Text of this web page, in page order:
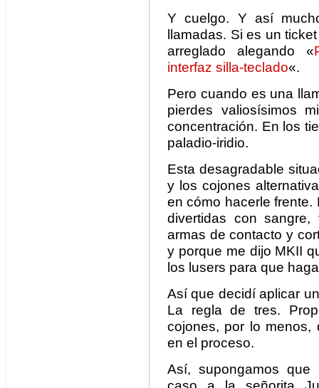
Y cuelgo. Y así
llamadas. Si es un
arreglado alegando «
interfaz silla-teclado«.
Pero cuando es una
pierdes valiosísimos
concentración. En los
paladio-iridio.
Esta desagradable
y los cojones
en cómo hacerle frente.
divertidas con sangre,
armas de contacto y
y porque me dijo MKII
los lusers para que
Así que decidí aplicar
La regla de tres.
cojones, por lo menos,
en el proceso.
Así, supongamos que